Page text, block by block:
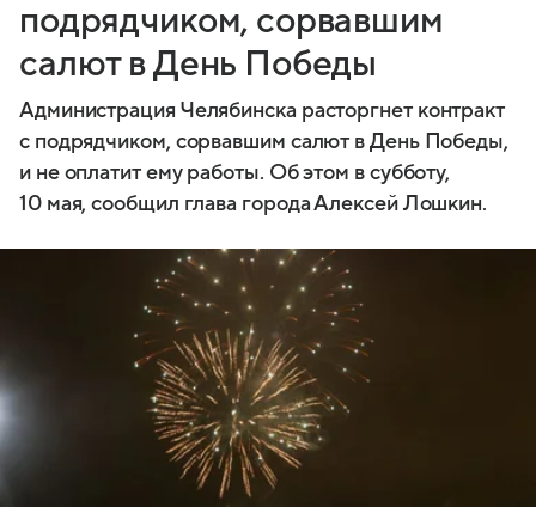
подрядчиком, сорвавшим
салют в День Победы
Администрация Челябинска расторгнет контракт
с подрядчиком, сорвавшим салют в День Победы,
и не оплатит ему работы. Об этом в субботу,
10 мая, сообщил глава города Алексей Лошкин.